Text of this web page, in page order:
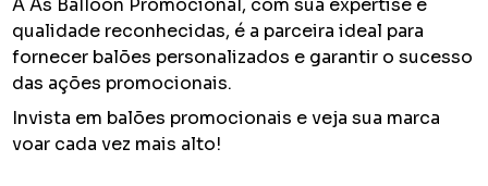
A As Balloon Promocional, com sua expertise e
qualidade reconhecidas, é a parceira ideal para
fornecer balões personalizados e garantir o sucesso
das ações promocionais.
Invista em balões promocionais e veja sua marca
voar cada vez mais alto!